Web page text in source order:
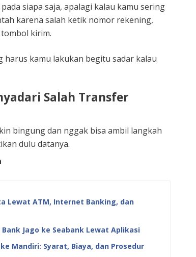
siapa saja, apalagi kalau kamu sering
karena salah ketik nomor rekening,
kirim.
harus kamu lakukan begitu sadar kalau
Salah Transfer
bingung dan nggak bisa ambil langkah
dulu datanya.
Lewat ATM, Internet Banking, dan
Jago ke Seabank Lewat Aplikasi
Mandiri: Syarat, Biaya, dan Prosedur